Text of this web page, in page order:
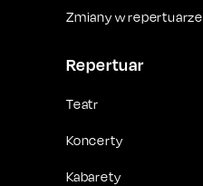
Zmiany w repertuarze
Repertuar
Teatr
Koncerty
Kabarety